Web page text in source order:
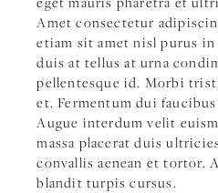
Amet consectetur
etiam sit amet nisl purus
duis at tellus at urna
pellentesque id. Morbi
et. Fermentum dui
Augue interdum velit
massa placerat duis
convallis aenean et tortor.
blandit turpis cursus.